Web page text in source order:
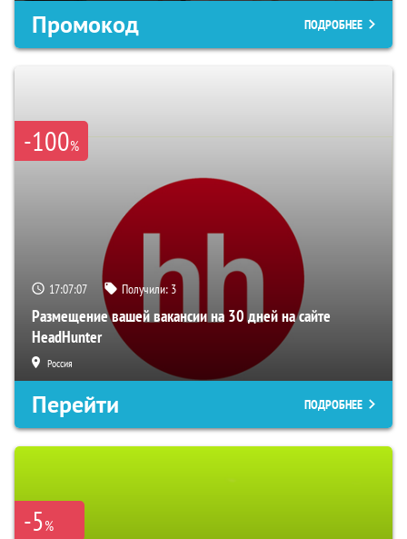
Промокод ПОДРОБНЕЕ
-100%
17:07:06 Получили: 3
Размещение вашей вакансии на 30 дней на сайте
HeadHunter
Россия
Перейти ПОДРОБНЕЕ
-5%